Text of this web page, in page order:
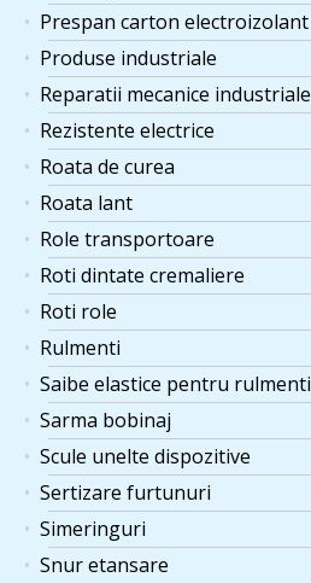
Prespan carton electroizolant
Produse industriale
Reparatii mecanice industriale
Rezistente electrice
Roata de curea
Roata lant
Role transportoare
Roti dintate cremaliere
Roti role
Rulmenti
Saibe elastice pentru rulmenti
Sarma bobinaj
Scule unelte dispozitive
Sertizare furtunuri
Simeringuri
Snur etansare